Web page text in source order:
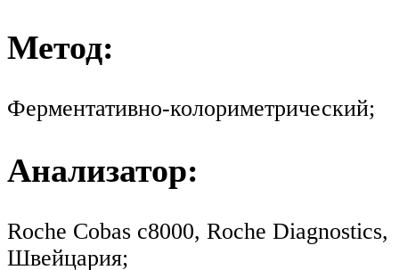
Метод:
Ферментативно-колориметрический;
Анализатор:
Roche Cobas c8000, Roche Diagnostics,
Швейцария;